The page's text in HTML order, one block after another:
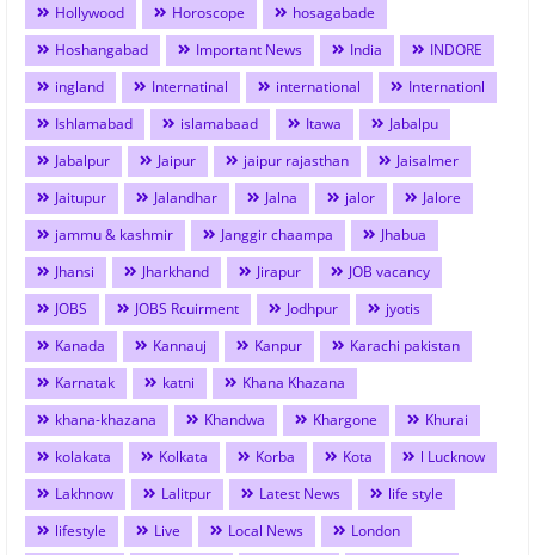
Hollywood
Horoscope
hosagabade
Hoshangabad
Important News India
INDORE
ingland
Internatinal international
Internationl
Ishlamabad
islamabaad Itawa
Jabalpu
Jabalpur
Jaipur jaipur rajasthan
Jaisalmer
Jaitupur
Jalandhar Jalna jalor
Jalore
jammu & kashmir
Janggir chaampa
Jhabua
Jhansi
Jharkhand Jirapur
JOB vacancy
JOBS
JOBS Rcuirment Jodhpur
jyotis
Kanada
Kannauj Kanpur
Karachi pakistan
Karnatak
katni
Khana Khazana
khana-khazana
Khandwa Khargone
Khurai
kolakata
Kolkata Korba Kota
l Lucknow
Lakhnow
Lalitpur Latest News
life style
lifestyle
Live Local News
London